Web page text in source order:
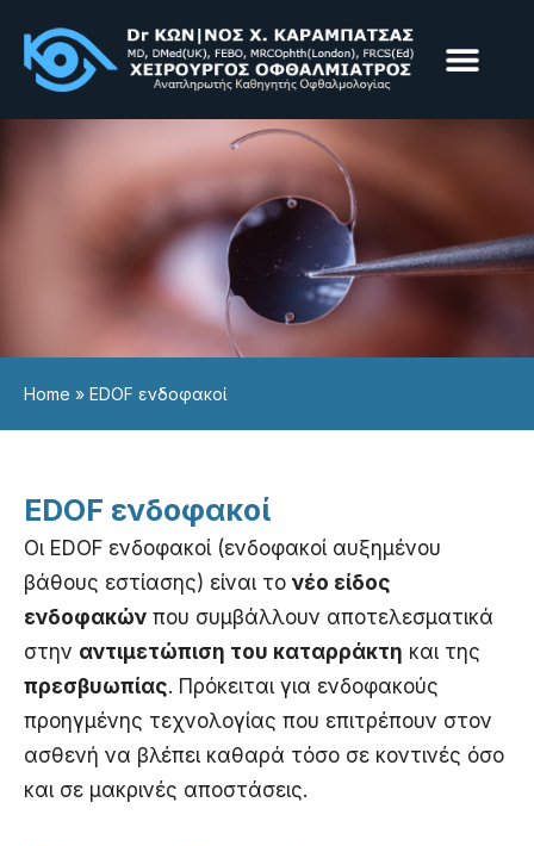
Home » EDOF ενδοφακοί
EDOF ενδοφακοί
Οι EDOF ενδοφακοί (ενδοφακοί αυξημένου
βάθους εστίασης) είναι το νέο είδος
ενδοφακών που συμβάλλουν αποτελεσματικά
στην αντιμετώπιση του καταρράκτη και της
πρεσβυωπίας. Πρόκειται για ενδοφακούς
προηγμένης τεχνολογίας που επιτρέπουν στον
ασθενή να βλέπει καθαρά τόσο σε κοντινές όσο
και σε μακρινές αποστάσεις.